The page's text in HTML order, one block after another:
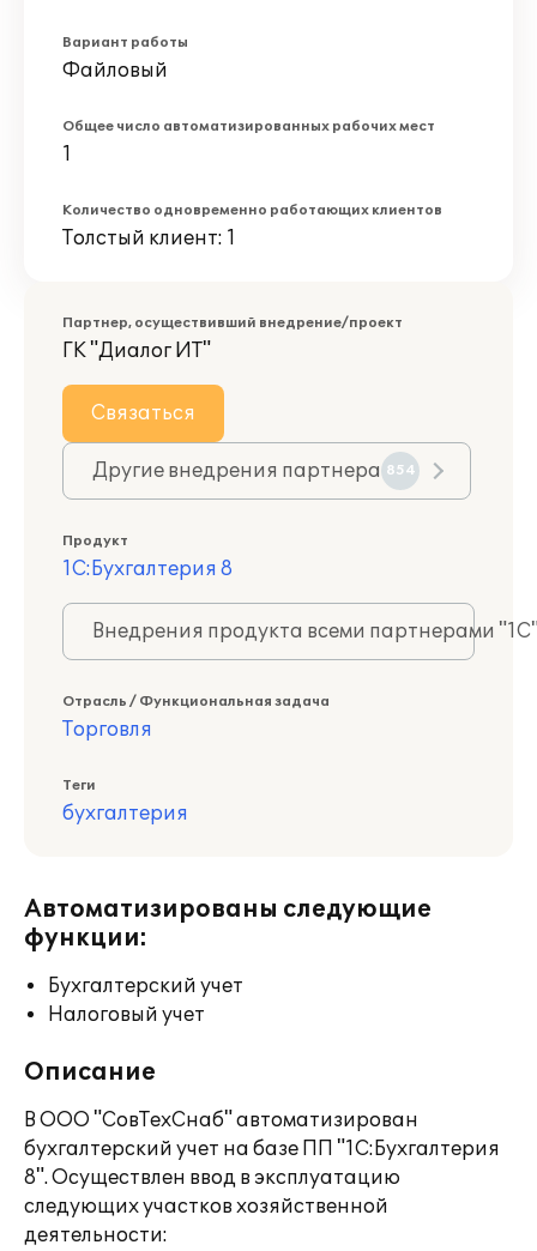
Вариант работы
Файловый
Общее число автоматизированных рабочих мест
1
Количество одновременно работающих клиентов
Толстый клиент: 1
Партнер, осуществивший внедрение/проект
ГК "Диалог ИТ"
Связаться
Другие внедрения партнера 854
Продукт
1С:Бухгалтерия 8
Внедрения продукта всеми партнерами
Отрасль / Функциональная задача
Торговля
Теги
бухгалтерия
Автоматизированы следующие
функции:
Бухгалтерский учет
Налоговый учет
Описание
В ООО "СовТехСнаб" автоматизирован
бухгалтерский учет на базе ПП "1С:Бухгалтерия
8". Осуществлен ввод в эксплуатацию
следующих участков хозяйственной
деятельности: